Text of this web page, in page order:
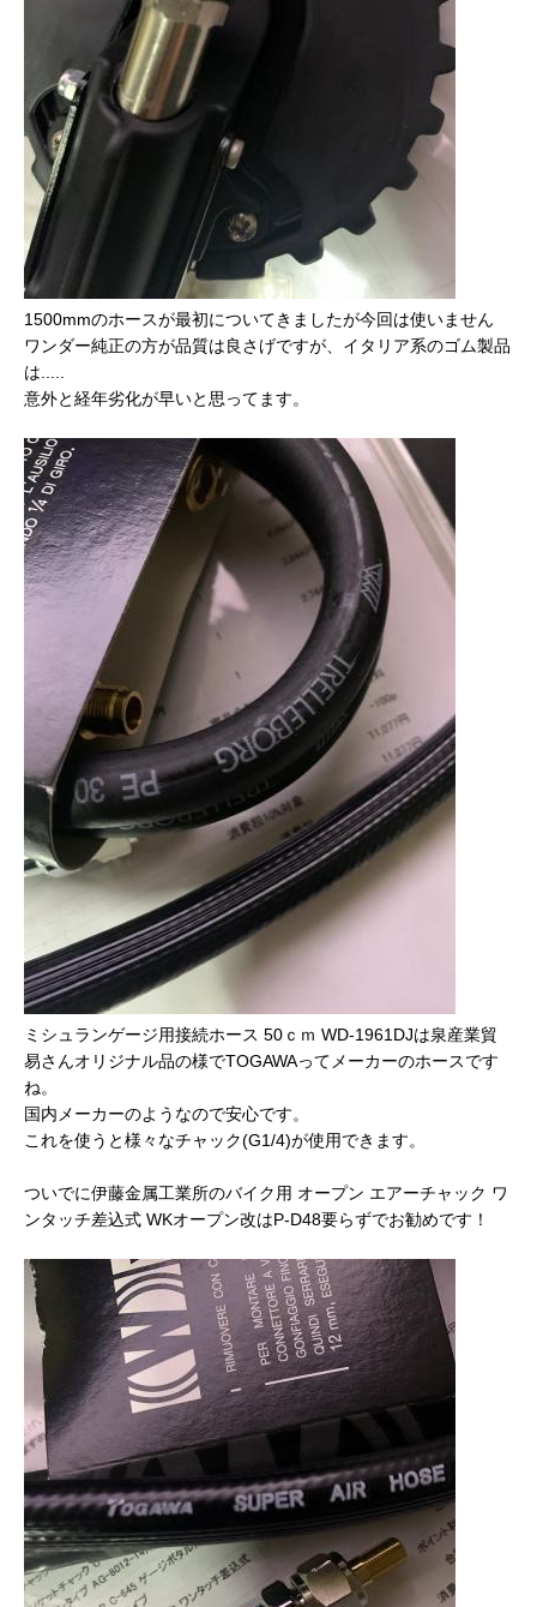
1500mmのホースが最初についてきましたが今回は使いません
ワンダー純正の方が品質は良さげですが、イタリア系のゴム製品
は.....
意外と経年劣化が早いと思ってます。
ミシュランゲージ用接続ホース 50ｃｍ WD-1961DJは泉産業貿
易さんオリジナル品の様でTOGAWAってメーカーのホースです
ね。
国内メーカーのようなので安心です。
これを使うと様々なチャック(G1/4)が使用できます。
ついでに伊藤金属工業所のバイク用 オープン エアーチャック ワ
ンタッチ差込式 WKオープン改はP-D48要らずでお勧めです！